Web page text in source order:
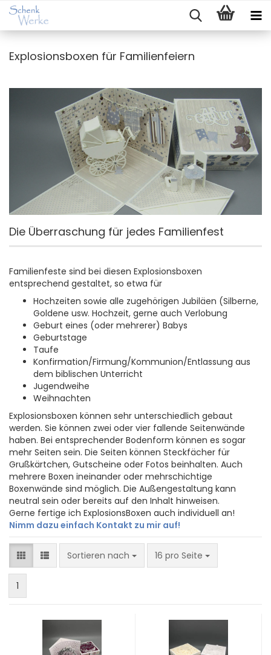
Explosionsboxen für Familienfeiern
Die Überraschung für jedes Familienfest
Familienfeste sind bei diesen Explosionsboxen
entsprechend gestaltet, so etwa für
Hochzeiten sowie alle zugehörigen Jubiläen (Silberne,
Goldene usw. Hochzeit, gerne auch Verlobung
Geburt eines (oder mehrerer) Babys
Geburtstage
Taufe
Konfirmation/Firmung/Kommunion/Entlassung aus
dem biblischen Unterricht
Jugendweihe
Weihnachten
Explosionsboxen können sehr unterschiedlich gebaut
werden. Sie können zwei oder vier fallende Seitenwände
haben. Bei entsprechender Bodenform können es sogar
mehr Seiten sein. Die Seiten können Steckfächer für
Grußkärtchen, Gutscheine oder Fotos beinhalten. Auch
mehrere Boxen ineinander oder mehrschichtige
Boxenwände sind möglich. Die Außengestaltung kann
neutral sein oder bereits auf den Inhalt hinweisen.
Gerne fertige ich ExplosionsBoxen auch individuell an!
Nimm dazu einfach Kontakt zu mir auf!
Sortieren nach
Sortieren nach 16 pro Seite
pro Seite
1